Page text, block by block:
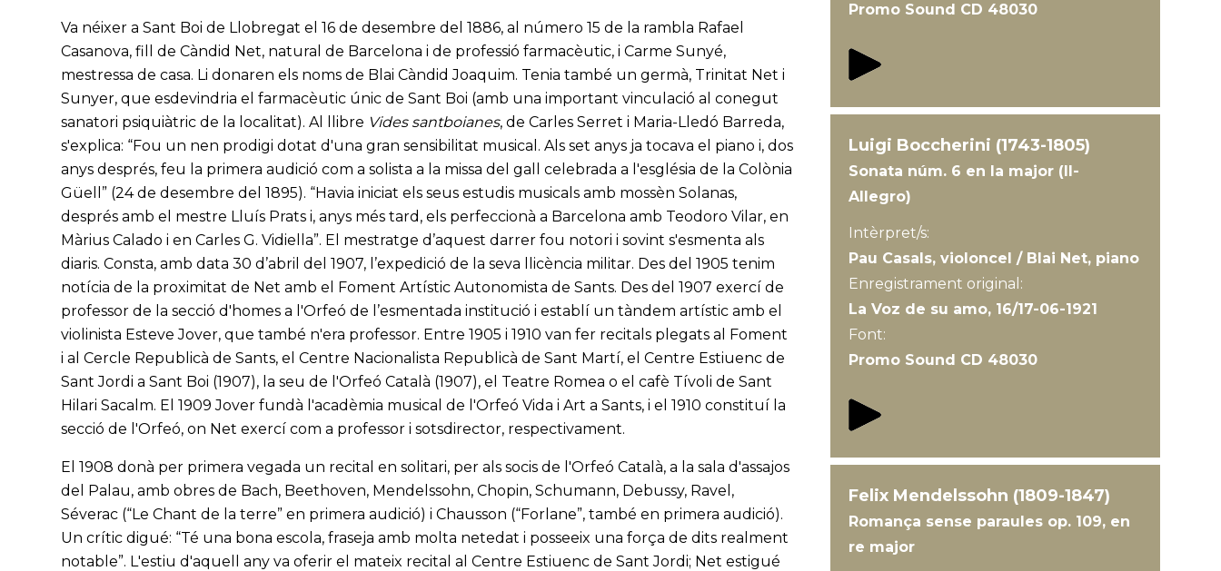
Va néixer a Sant Boi de Llobregat el 16 de desembre del 1886, al número 15 de la rambla Rafael
Casanova, fill de Càndid Net, natural de Barcelona i de professió farmacèutic, i Carme Sunyé,
mestressa de casa. Li donaren els noms de Blai Càndid Joaquim. Tenia també un germà, Trinitat Net i
Sunyer, que esdevindria el farmacèutic únic de Sant Boi (amb una important vinculació al conegut
sanatori psiquiàtric de la localitat). Al llibre Vides santboianes, de Carles Serret i Maria-Lledó Barreda,
s'explica: “Fou un nen prodigi dotat d'una gran sensibilitat musical. Als set anys ja tocava el piano i, dos
anys després, feu la primera audició com a solista a la missa del gall celebrada a l'església de la Colònia
Güell” (24 de desembre del 1895). “Havia iniciat els seus estudis musicals amb mossèn Solanas,
després amb el mestre Lluís Prats i, anys més tard, els perfeccionà a Barcelona amb Teodoro Vilar, en
Màrius Calado i en Carles G. Vidiella”. El mestratge d’aquest darrer fou notori i sovint s'esmenta als
diaris. Consta, amb data 30 d’abril del 1907, l’expedició de la seva llicència militar. Des del 1905 tenim
notícia de la proximitat de Net amb el Foment Artístic Autonomista de Sants. Des del 1907 exercí de
professor de la secció d'homes a l'Orfeó de l’esmentada institució i establí un tàndem artístic amb el
violinista Esteve Jover, que també n'era professor. Entre 1905 i 1910 van fer recitals plegats al Foment
i al Cercle Republicà de Sants, el Centre Nacionalista Republicà de Sant Martí, el Centre Estiuenc de
Sant Jordi a Sant Boi (1907), la seu de l'Orfeó Català (1907), el Teatre Romea o el cafè Tívoli de Sant
Hilari Sacalm. El 1909 Jover fundà l'acadèmia musical de l'Orfeó Vida i Art a Sants, i el 1910 constituí la
secció de l'Orfeó, on Net exercí com a professor i sotsdirector, respectivament.
El 1908 donà per primera vegada un recital en solitari, per als socis de l'Orfeó Català, a la sala d'assajos
del Palau, amb obres de Bach, Beethoven, Mendelssohn, Chopin, Schumann, Debussy, Ravel,
Séverac (“Le Chant de la terre” en primera audició) i Chausson (“Forlane”, també en primera audició).
Un crític digué: “Té una bona escola, fraseja amb molta netedat i posseeix una força de dits realment
notable”. L'estiu d'aquell any va oferir el mateix recital al Centre Estiuenc de Sant Jordi; Net estigué
Promo Sound CD 48030
Luigi Boccherini (1743-1805)
Sonata núm. 6 en la major (II-
Allegro)
Intèrpret/s:
Pau Casals, violoncel / Blai Net, piano
Enregistrament original:
La Voz de su amo, 16/17-06-1921
Font:
Promo Sound CD 48030
Felix Mendelssohn (1809-1847)
Romança sense paraules op. 109, en
re major